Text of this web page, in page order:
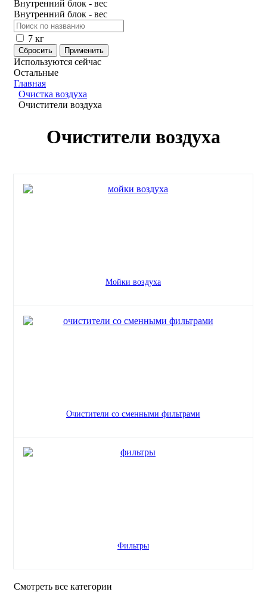
Внутренний блок - вес
Внутренний блок - вес
7 кг
Используются сейчас
Остальные
Главная
Очистка воздуха
Очистители воздуха
Очистители воздуха
Мойки воздуха
Очистители со сменными фильтрами
Фильтры
Смотреть все категории